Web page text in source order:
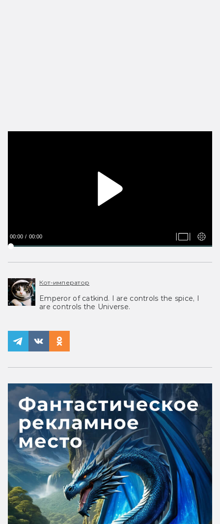
00:00 00:00
Кот-император
Emperor of catkind. I are controls the spice, I
are controls the Universe.